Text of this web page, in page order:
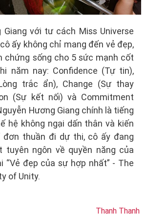
Giang với tư cách Miss Universe
ấy không chỉ mang đến vẻ đẹp,
chứng sống cho 5 sức mạnh cốt
năm nay: Confidence (Tự tin),
trắc ẩn), Change (Sự thay
(Sự kết nối) và Commitment
Hương Giang chính là tiếng
hệ không ngại dấn thân và kiến
đơn thuần đi dự thi, cô ấy đang
tuyên ngôn về quyền năng của
“Vẻ đẹp của sự hợp nhất” - The
of Unity.
Thanh Thanh